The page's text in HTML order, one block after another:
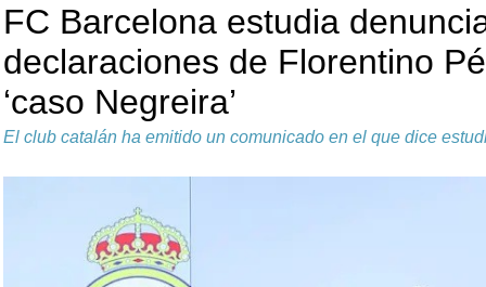
FC Barcelona estudia
declaraciones de Florentino
‘caso Negreira’
El club catalán ha emitido un comunicado en el que dice